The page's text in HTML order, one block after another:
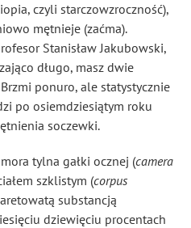
czyli starczowzroczność),
mętnieje (zaćma).
Stanisław Jakubowski,
długo, masz dwie
ponuro, ale statystycznie
po osiemdziesiątym roku
soczewki.
tylna gałki ocznej (camera
szklistym (corpus
substancją
dziewięciu procentach